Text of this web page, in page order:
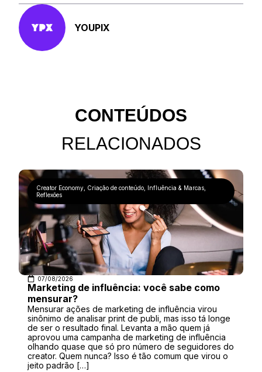
YOUPIX
CONTEÚDOS
RELACIONADOS
Creator Economy Criação de conteúdo Influência & Marcas
Reflexões
07/08/2026
Marketing de influência: você sabe como
mensurar?
Mensurar ações de marketing de influência virou
sinônimo de analisar print de publi, mas isso tá longe
de ser o resultado final. Levanta a mão quem já
aprovou uma campanha de marketing de influência
olhando quase que só pro número de seguidores do
creator. Quem nunca? Isso é tão comum que virou o
jeito padrão […]